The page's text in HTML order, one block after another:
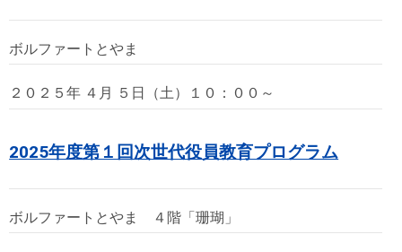
ボルファートとやま
２０２５年 ４月 ５日（土）１０：００～
2025年度第１回次世代役員教育プログラム
ボルファートとやま ４階「珊瑚」